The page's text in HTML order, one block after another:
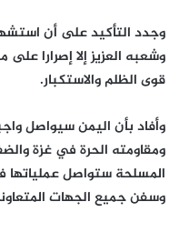
وجدد التأكيد على أن
وشعبه العزيز إلا إصرارا
قوى الظلم والاستكبار.
وأفاد بأن اليمن سيواصل
ومقاومته الحرة في غزة
المسلحة ستواصل
وسفن جميع الجهات